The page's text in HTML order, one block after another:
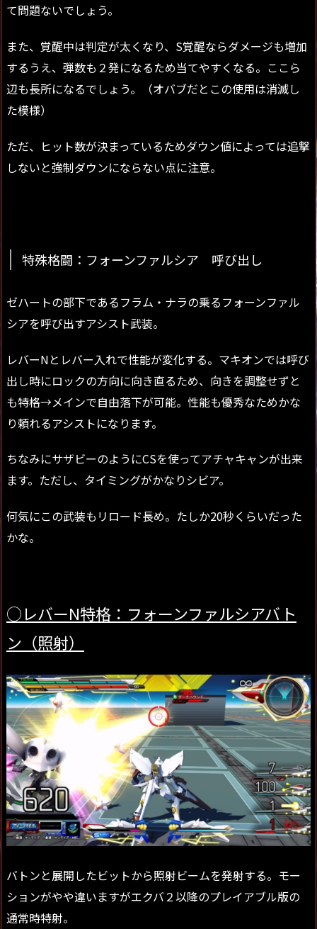
て問題ないでしょう。
また、覚醒中は判定が太くなり、S覚醒ならダメージも増加
するうえ、弾数も２発になるため当てやすくなる。ここら
辺も長所になるでしょう。（オバブだとこの使用は消滅し
た模様）
ただ、ヒット数が決まっているためダウン値によっては追撃
しないと強制ダウンにならない点に注意。
特殊格闘：フォーンファルシア 呼び出し
ゼハートの部下であるフラム・ナラの乗るフォーンファル
シアを呼び出すアシスト武装。
レバーNとレバー入れで性能が変化する。マキオンでは呼び
出し時にロックの方向に向き直るため、向きを調整せずと
も特格→メインで自由落下が可能。性能も優秀なためかな
り頼れるアシストになります。
ちなみにサザビーのようにCSを使ってアチャキャンが出来
ます。ただし、タイミングがかなりシビア。
何気にこの武装もリロード長め。たしか20秒くらいだった
かな。
○レバーN特格：フォーンファルシアバト
ン（照射）
バトンと展開したビットから照射ビームを発射する。モー
ションがやや違いますがエクバ２以降のプレイアブル版の
通常時特射。